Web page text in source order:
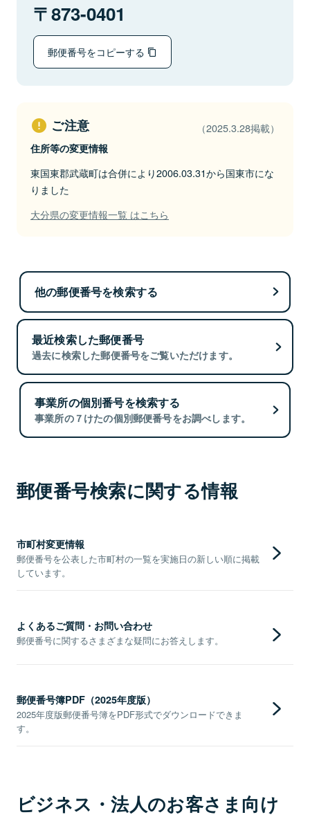
873-0401
郵便番号をコピーする
ご注意 （2025.3.28掲載）
住所等の変更情報
東国東郡武蔵町は合併により2006.03.31から国東市にな
りました
大分県の変更情報一覧 はこちら
他の郵便番号を検索する
最近検索した郵便番号
過去に検索した郵便番号をご覧いただけます。
事業所の個別番号を検索する
事業所の７けたの個別郵便番号をお調べします。
郵便番号検索に関する情報
市町村変更情報
郵便番号を公表した市町村の一覧を実施日の新しい順に掲載
しています。
よくあるご質問・お問い合わせ
郵便番号に関するさまざまな疑問にお答えします。
郵便番号簿PDF（2025年度版）
2025年度版郵便番号簿をPDF形式でダウンロードできま
す。
ビジネス・法人のお客さま向け